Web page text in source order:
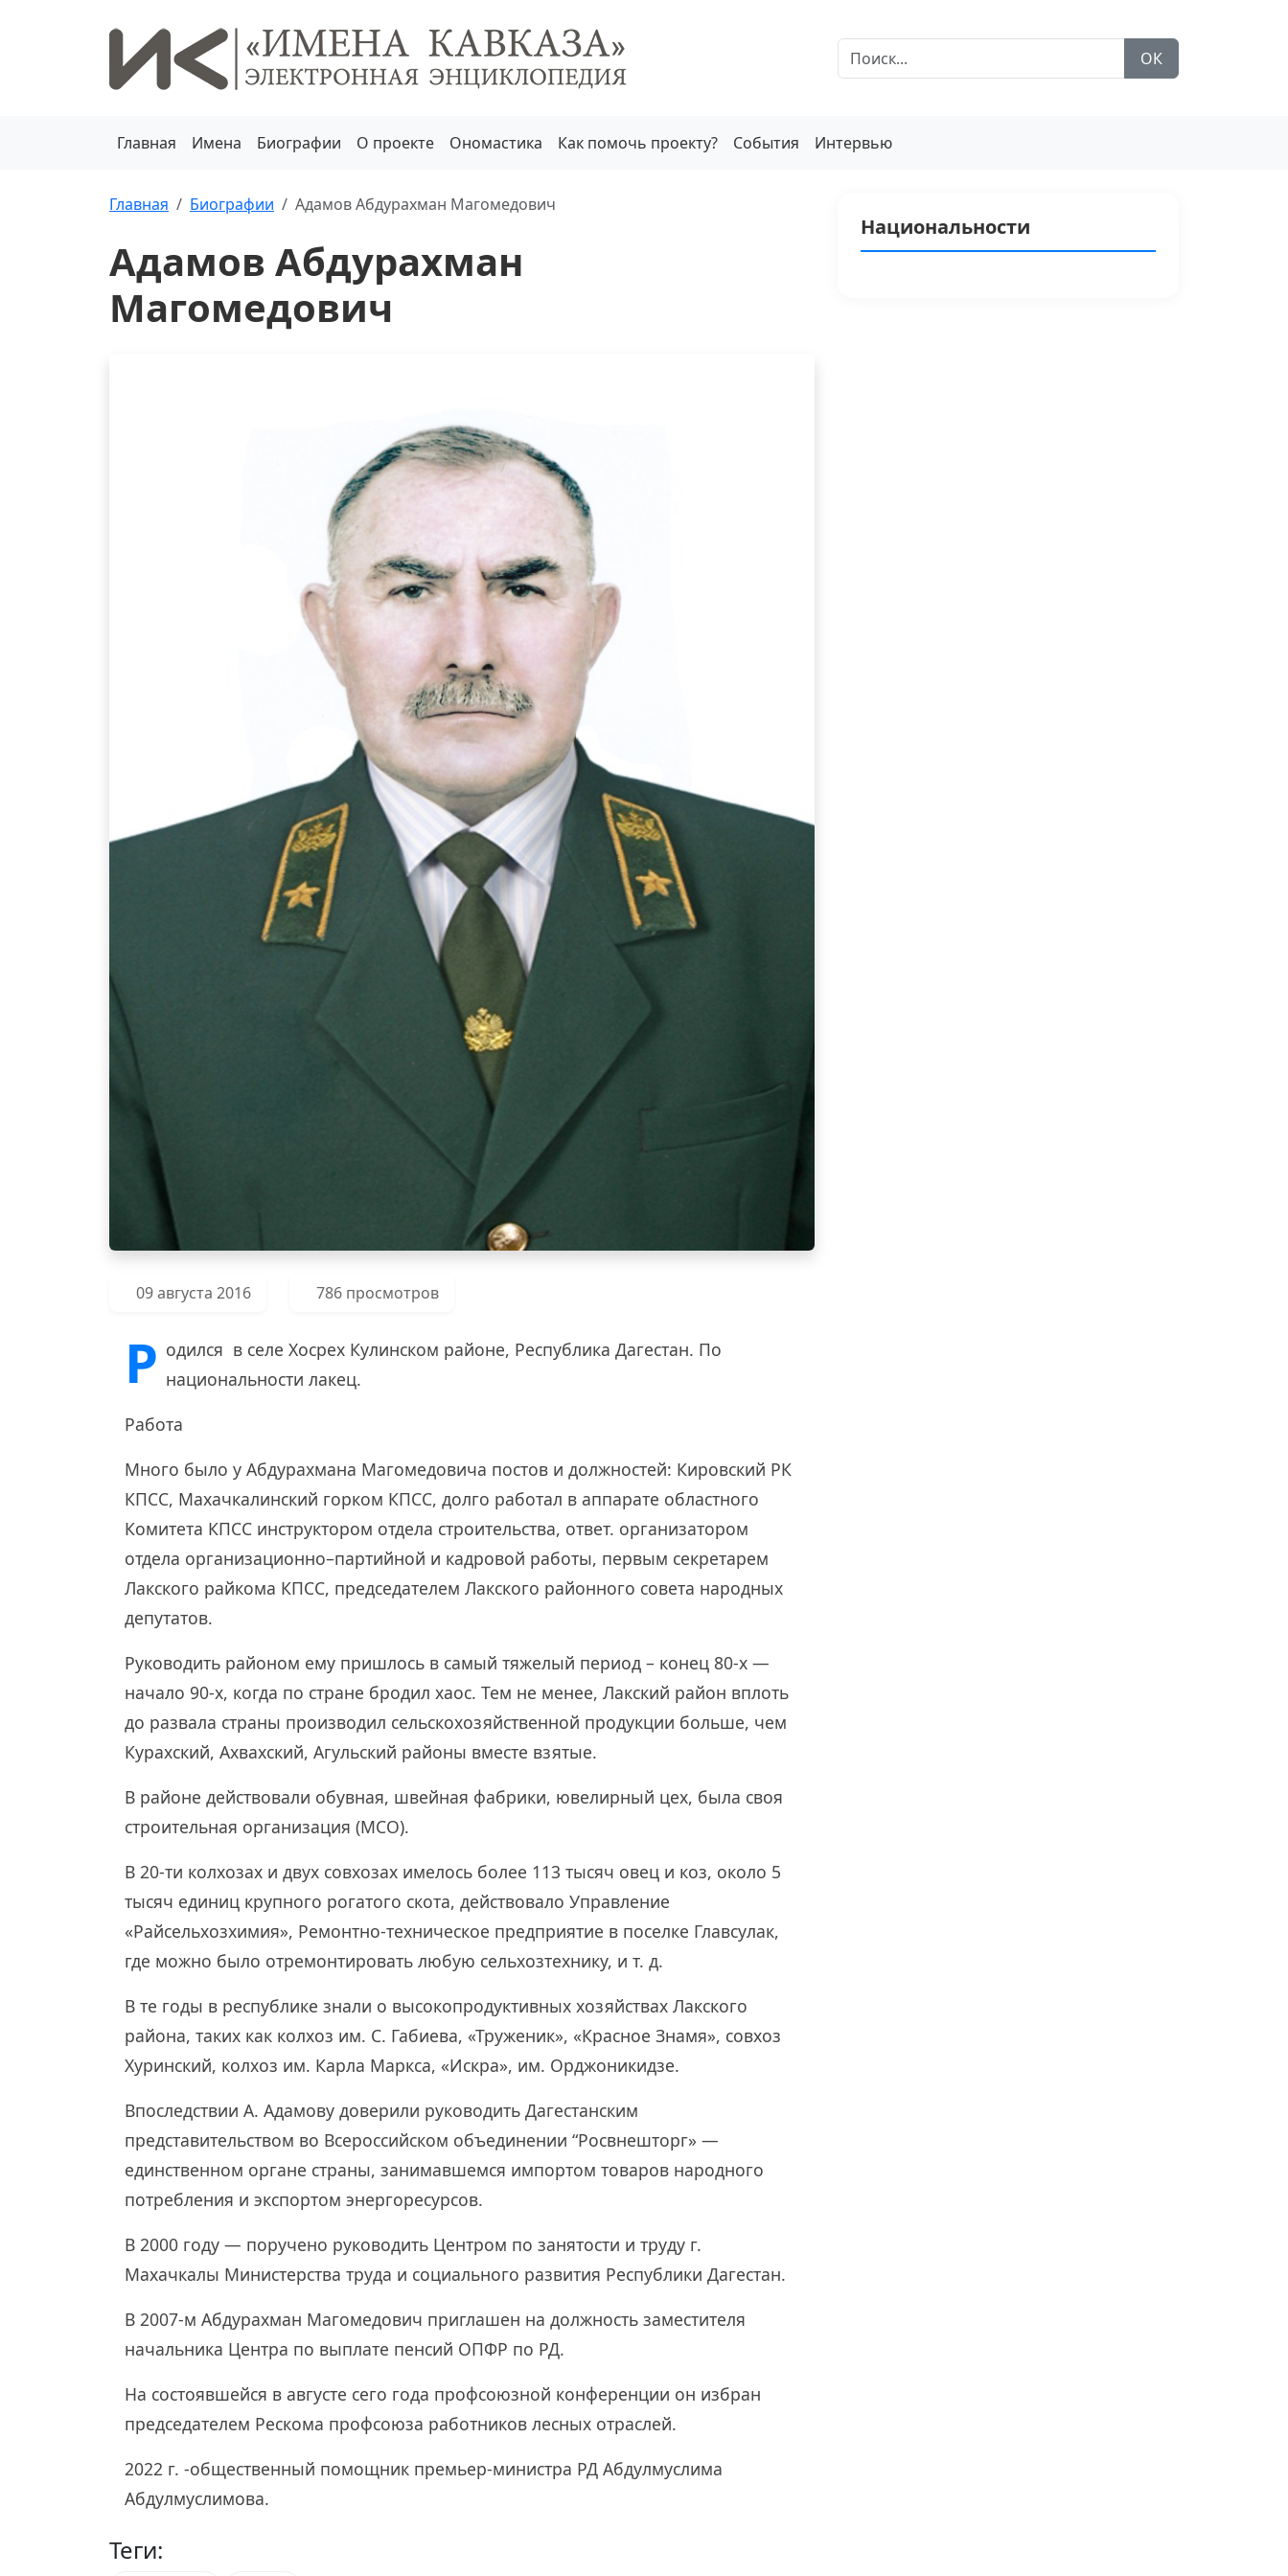
ОК
Главная Имена Биографии О проекте Ономастика Как помочь проекту? События Интервью
Главная Биографии Адамов Абдурахман Магомедович
Адамов Абдурахман
Магомедович
09 августа 2016 786 просмотров
Р одился в селе Хосрех Кулинском районе, Республика Дагестан. По
национальности лакец.
Работа
Много было у Абдурахмана Магомедовича постов и должностей: Кировский РК
КПСС, Махачкалинский горком КПСС, долго работал в аппарате областного
Комитета КПСС инструктором отдела строительства, ответ. организатором
отдела организационно–партийной и кадровой работы, первым секретарем
Лакского райкома КПСС, председателем Лакского районного совета народных
депутатов.
Руководить районом ему пришлось в самый тяжелый период – конец 80-х —
начало 90-х, когда по стране бродил хаос. Тем не менее, Лакский район вплоть
до развала страны производил сельскохозяйственной продукции больше, чем
Курахский, Ахвахский, Агульский районы вместе взятые.
В районе действовали обувная, швейная фабрики, ювелирный цех, была своя
строительная организация (МСО).
В 20-ти колхозах и двух совхозах имелось более 113 тысяч овец и коз, около 5
тысяч единиц крупного рогатого скота, действовало Управление
«Райсельхозхимия», Ремонтно-техническое предприятие в поселке Главсулак,
где можно было отремонтировать любую сельхозтехнику, и т. д.
В те годы в республике знали о высокопродуктивных хозяйствах Лакского
района, таких как колхоз им. С. Габиева, «Труженик», «Красное Знамя», совхоз
Хуринский, колхоз им. Карла Маркса, «Искра», им. Орджоникидзе.
Впоследствии А. Адамову доверили руководить Дагестанским
представительством во Всероссийском объединении “Росвнешторг» —
единственном органе страны, занимавшемся импортом товаров народного
потребления и экспортом энергоресурсов.
В 2000 году — поручено руководить Центром по занятости и труду г.
Махачкалы Министерства труда и социального развития Республики Дагестан.
В 2007-м Абдурахман Магомедович приглашен на должность заместителя
начальника Центра по выплате пенсий ОПФР по РД.
На состоявшейся в августе сего года профсоюзной конференции он избран
председателем Рескома профсоюза работников лесных отраслей.
2022 г. -общественный помощник премьер-министра РД Абдулмуслима
Абдулмуслимова.
Теги:
Национальности